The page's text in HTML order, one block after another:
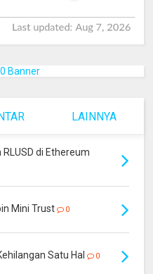
LAINNYA
di Ethereum
Mini Trust 0
Satu Hal 0